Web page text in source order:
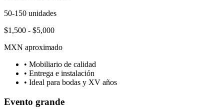
50-150 unidades
$1,500 - $5,000
MXN aproximado
• Mobiliario de calidad
• Entrega e instalación
• Ideal para bodas y XV años
Evento grande